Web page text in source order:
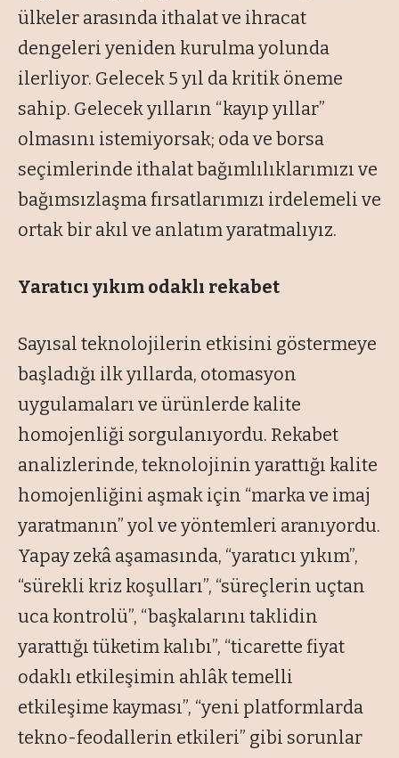
ülkeler arasında ithalat ve ihracat
dengeleri yeniden kurulma yolunda
ilerliyor. Gelecek 5 yıl da kritik öneme
sahip. Gelecek yılların “kayıp yıllar”
olmasını istemiyorsak; oda ve borsa
seçimlerinde ithalat bağımlılıklarımızı ve
bağımsızlaşma fırsatlarımızı irdelemeli ve
ortak bir akıl ve anlatım yaratmalıyız.
Yaratıcı yıkım odaklı rekabet
Sayısal teknolojilerin etkisini göstermeye
başladığı ilk yıllarda, otomasyon
uygulamaları ve ürünlerde kalite
homojenliği sorgulanıyordu. Rekabet
analizlerinde, teknolojinin yarattığı kalite
homojenliğini aşmak için “marka ve imaj
yaratmanın” yol ve yöntemleri aranıyordu.
Yapay zekâ aşamasında, “yaratıcı yıkım”,
“sürekli kriz koşulları”, “süreçlerin uçtan
uca kontrolü”, “başkalarını taklidin
yarattığı tüketim kalıbı”, “ticarette fiyat
odaklı etkileşimin ahlâk temelli
etkileşime kayması”, “yeni platformlarda
tekno-feodallerin etkileri” gibi sorunlar